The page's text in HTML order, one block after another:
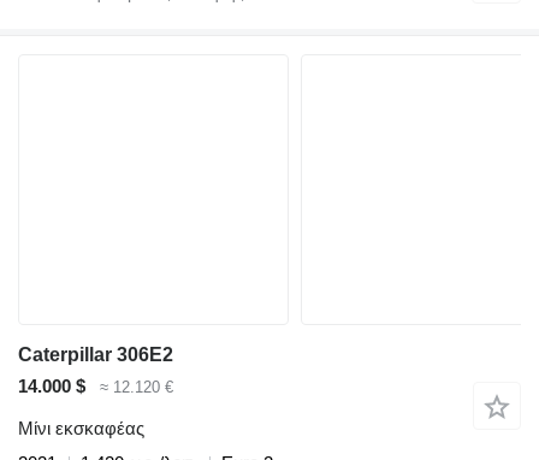
Caterpillar 306E2
14.000 $
≈ 12.120 €
Μίνι εκσκαφέας